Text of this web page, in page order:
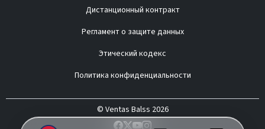
Дистанционный контракт
Регламент о защите данных
Этический кодекс
Политика конфиденциальности
© Ventas Balss 2026